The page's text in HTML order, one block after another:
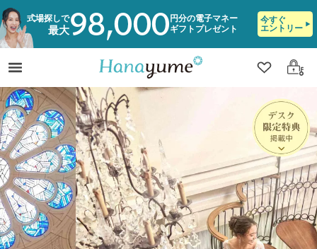
式場探しで
最大98,000 円分の電子マネー
ギフトプレゼント
今すぐ
エントリー
クリップ
ログ